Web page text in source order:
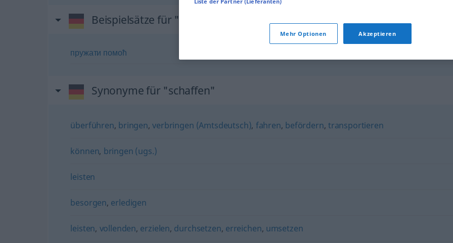
Beispielsätze für "schaffen"
пружати помоћ
Synonyme für "schaffen"
überführen, bringen,verbringen (Amtsdeutsch), fahren, befördern, transportieren
können, bringen (ugs.)
leisten
besorgen, erledigen
leisten, vollenden, erzielen, durchsetzen, erreichen, umsetzen
Mehr Optionen Akzeptieren